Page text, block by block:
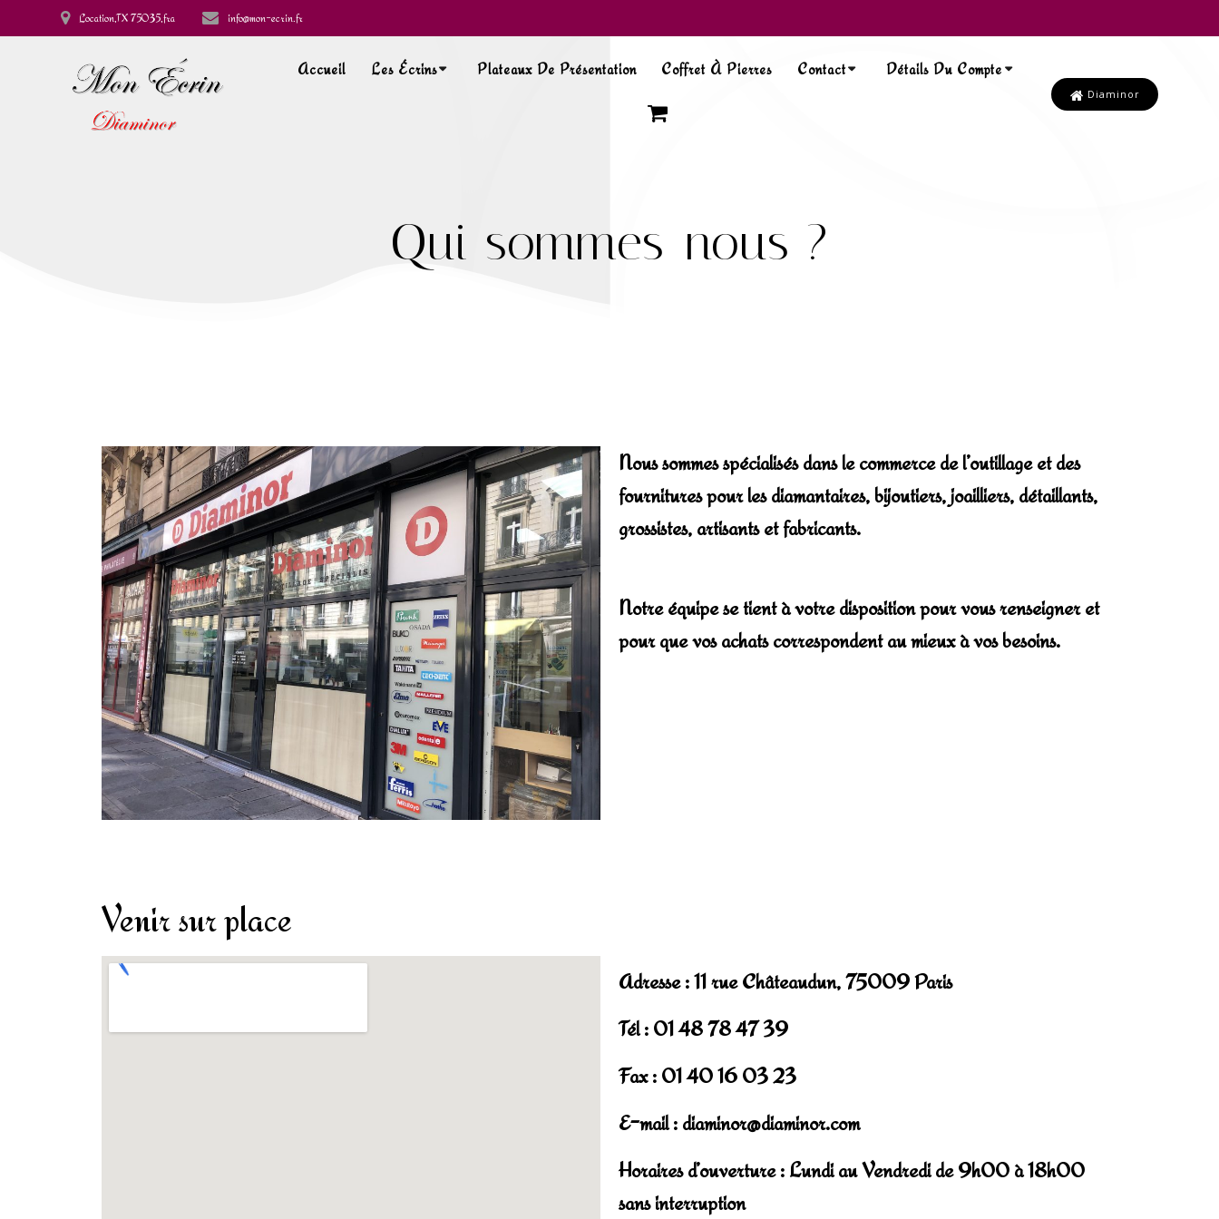
Location,TX 75035,fra info@mon-ecrin.fr
Accueil Les Écrins Plateaux De Présentation Coffret À Pierres Contact Détails Du Compte
Diaminor
Qui sommes-nous ?
Nous sommes spécialisés dans le commerce de l’outillage et des
fournitures pour les diamantaires, bijoutiers, joailliers, détaillants,
grossistes, artisants et fabricants.
Notre équipe se tient à votre disposition pour vous renseigner et
pour que vos achats correspondent au mieux à vos besoins.
Venir sur place
Adresse : 11 rue Châteaudun, 75009 Paris
Tél : 01 48 78 47 39
Fax : 01 40 16 03 23
E-mail : diaminor@diaminor.com
Horaires d’ouverture : Lundi au Vendredi de 9h00 à 18h00
sans interruption